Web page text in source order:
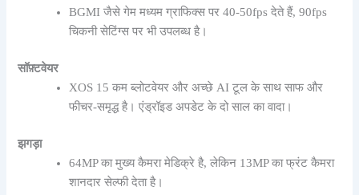
BGMI जैसे गेम मध्यम ग्राफिक्स पर 40-50fps देते हैं, 90fps
चिकनी सेटिंग्स पर भी उपलब्ध है।
सॉफ़्टवेयर
XOS 15 कम ब्लोटवेयर और अच्छे AI टूल के साथ साफ और
फीचर-समृद्ध है। एंड्रॉइड अपडेट के दो साल का वादा।
झगड़ा
64MP का मुख्य कैमरा मेडिक्रे है, लेकिन 13MP का फ्रंट कैमरा
शानदार सेल्फी देता है।